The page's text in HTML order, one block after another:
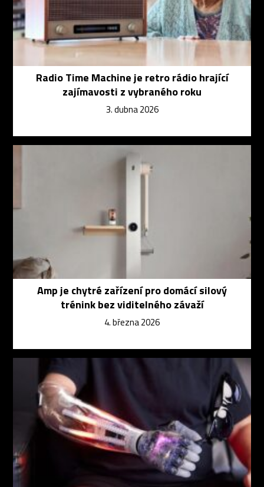
Radio Time Machine je retro rádio hrající
zajímavosti z vybraného roku
3. dubna 2026
Amp je chytré zařízení pro domácí silový
trénink bez viditelného závaží
4. března 2026